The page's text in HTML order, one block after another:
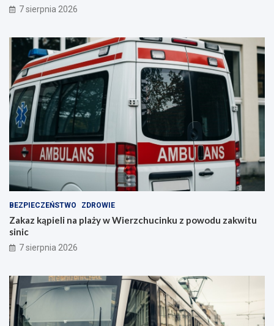
7 sierpnia 2026
BEZPIECZEŃSTWO ZDROWIE
Zakaz kąpieli na plaży w Wierzchucinku z powodu zakwitu
sinic
7 sierpnia 2026